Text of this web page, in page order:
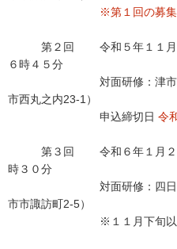
※第１回の募
第２回 令和５年１１月１
６時４５分
対面研修：津市リージ
市西丸之内23-1）
申込締切日 令
第３回 令和６年１月２３
時３０分
対面研修：四日市商工
市市諏訪町2-5）
※１１月下旬以降に